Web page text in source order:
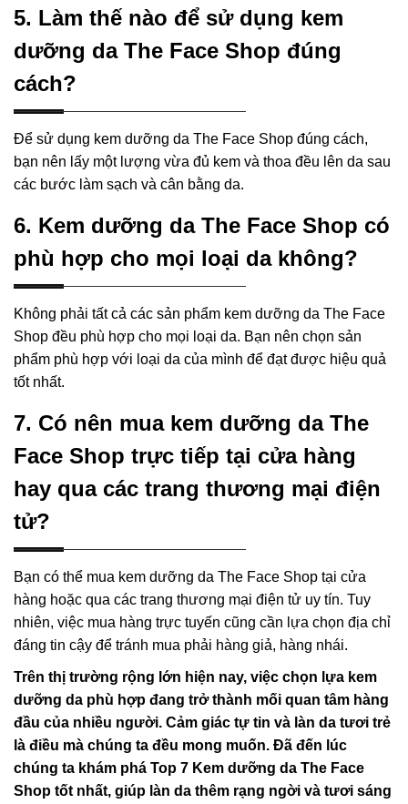
5. Làm thế nào để sử dụng kem
dưỡng da The Face Shop đúng
cách?
Để sử dụng kem dưỡng da The Face Shop đúng cách,
bạn nên lấy một lượng vừa đủ kem và thoa đều lên da sau
các bước làm sạch và cân bằng da.
6. Kem dưỡng da The Face Shop có
phù hợp cho mọi loại da không?
Không phải tất cả các sản phẩm kem dưỡng da The Face
Shop đều phù hợp cho mọi loại da. Bạn nên chọn sản
phẩm phù hợp với loại da của mình để đạt được hiệu quả
tốt nhất.
7. Có nên mua kem dưỡng da The
Face Shop trực tiếp tại cửa hàng
hay qua các trang thương mại điện
tử?
Bạn có thể mua kem dưỡng da The Face Shop tại cửa
hàng hoặc qua các trang thương mại điện tử uy tín. Tuy
nhiên, việc mua hàng trực tuyến cũng cần lựa chọn địa chỉ
đáng tin cậy để tránh mua phải hàng giả, hàng nhái.
Trên thị trường rộng lớn hiện nay, việc chọn lựa kem
dưỡng da phù hợp đang trở thành mối quan tâm hàng
đầu của nhiều người. Cảm giác tự tin và làn da tươi trẻ
là điều mà chúng ta đều mong muốn. Đã đến lúc
chúng ta khám phá Top 7 Kem dưỡng da The Face
Shop tốt nhất, giúp làn da thêm rạng ngời và tươi sáng